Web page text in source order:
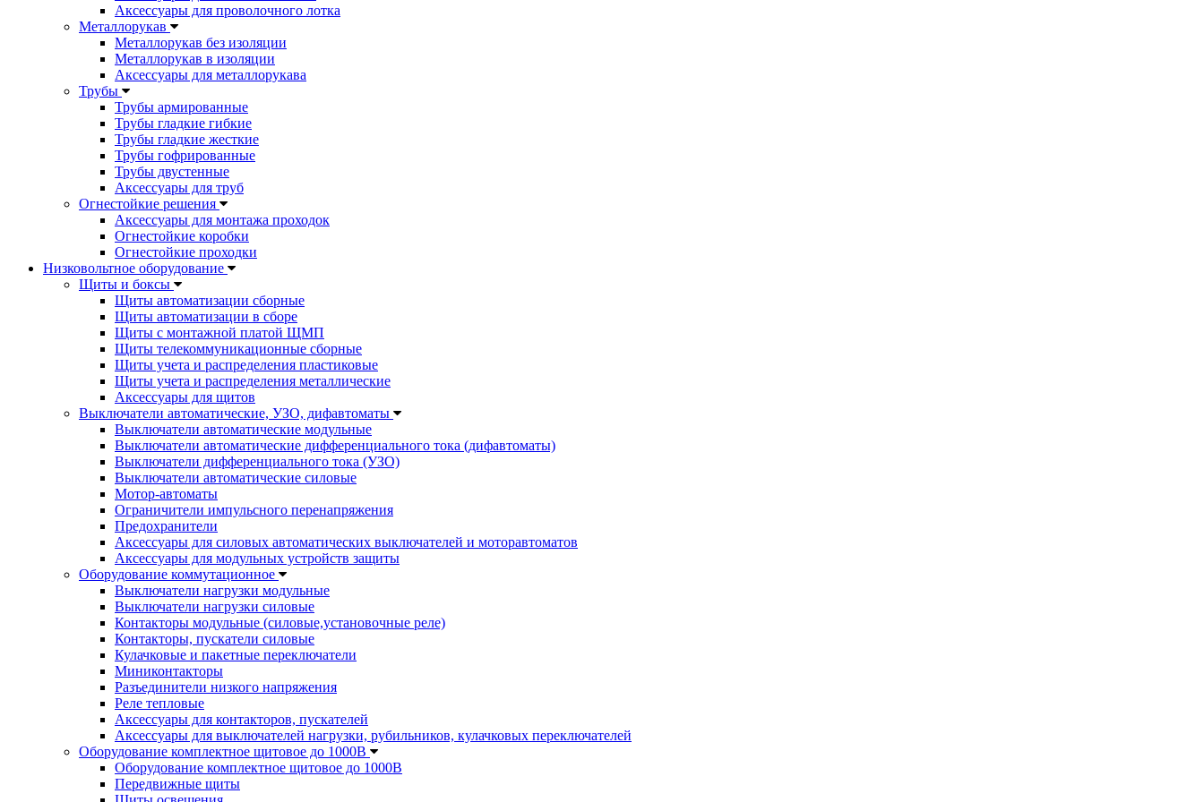
Аксессуары для проволочного лотка
Металлорукав
Металлорукав без изоляции
Металлорукав в изоляции
Аксессуары для металлорукава
Трубы
Трубы армированные
Трубы гладкие гибкие
Трубы гладкие жесткие
Трубы гофрированные
Трубы двустенные
Аксессуары для труб
Огнестойкие решения
Аксессуары для монтажа проходок
Огнестойкие коробки
Огнестойкие проходки
Низковольтное оборудование
Щиты и боксы
Щиты автоматизации сборные
Щиты автоматизации в сборе
Щиты с монтажной платой ЩМП
Щиты телекоммуникационные сборные
Щиты учета и распределения пластиковые
Щиты учета и распределения металлические
Аксессуары для щитов
Выключатели автоматические, УЗО, дифавтоматы
Выключатели автоматические модульные
Выключатели автоматические дифференциального тока (дифавтоматы)
Выключатели дифференциального тока (УЗО)
Выключатели автоматические силовые
Мотор-автоматы
Ограничители импульсного перенапряжения
Предохранители
Аксессуары для силовых автоматических выключателей и моторавтоматов
Аксессуары для модульных устройств защиты
Оборудование коммутационное
Выключатели нагрузки модульные
Выключатели нагрузки силовые
Контакторы модульные (силовые,установочные реле)
Контакторы, пускатели силовые
Кулачковые и пакетные переключатели
Миниконтакторы
Разъединители низкого напряжения
Реле тепловые
Аксессуары для контакторов, пускателей
Аксессуары для выключателей нагрузки, рубильников, кулачковых переключателей
Оборудование комплектное щитовое до 1000В
Оборудование комплектное щитовое до 1000В
Передвижные щиты